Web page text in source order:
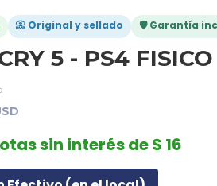
📀 Original y sellado 🛡️ Garantía
5 - PS4 FISICO
sin interés de $ 16